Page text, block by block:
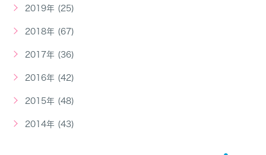
2019年 (25)
2018年 (67)
2017年 (36)
2016年 (42)
2015年 (48)
2014年 (43)